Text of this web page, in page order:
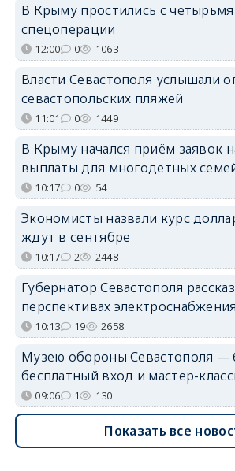
В Крыму простились с
спецоперации
12:00 0 1063
Власти Севастополя услышали
севастопольских пляжей
11:01 0 1449
В Крыму начался приём заявок
выплаты для многодетных
10:17 0 54
Экономисты назвали курс
ждут в сентябре
10:17 2 2448
Губернатор Севастополя
перспективах
10:13 19 2658
Музею обороны Севастополя —
бесплатный вход и мастер-
09:06 1 130
Показать все